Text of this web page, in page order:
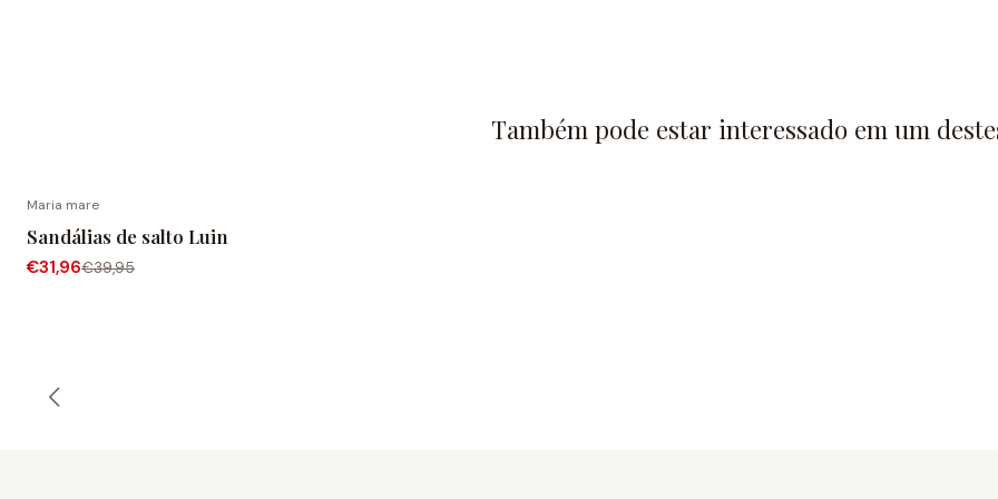
Também pode estar interessado em um
Maria mare
Sandálias de salto Luin
€31,96€39,95